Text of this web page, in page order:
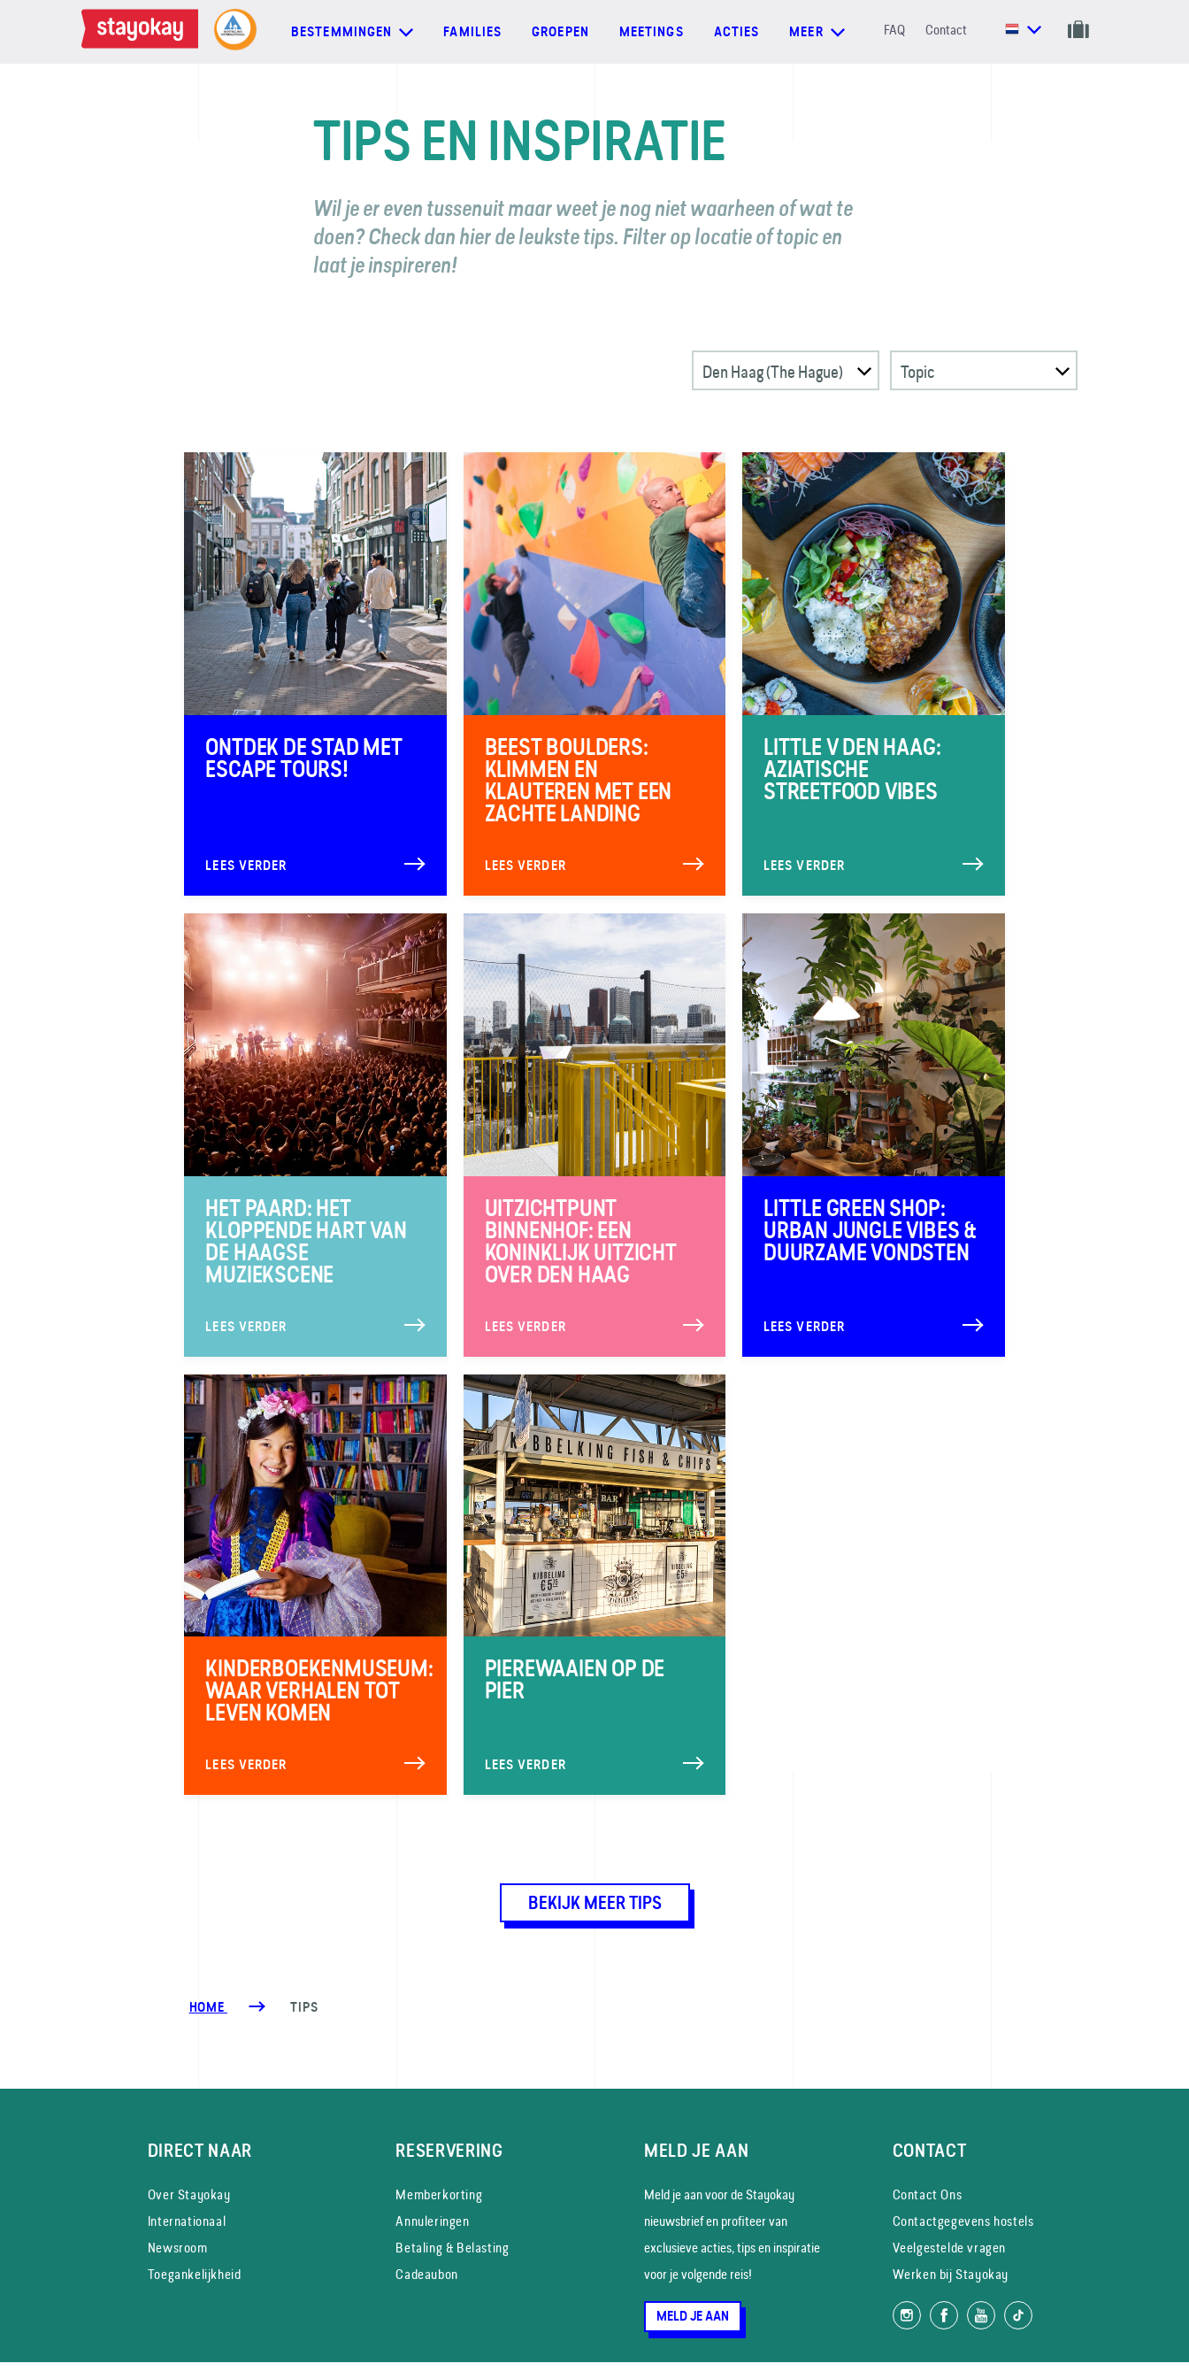
BESTEMMINGEN FAMILIES GROEPEN MEETINGS ACTIES MEER FAQ Contact
TIPS EN INSPIRATIE
Wil je er even tussenuit maar weet je nog niet waarheen of wat te
doen? Check dan hier de leukste tips. Filter op locatie of topic en
laat je inspireren!
Den Haag (The Hague) Topic
ONTDEK DE STAD MET
ESCAPE TOURS!
LEES VERDER
BEEST BOULDERS:
KLIMMEN EN
KLAUTEREN MET EEN
ZACHTE LANDING
LEES VERDER
LITTLE V DEN HAAG:
AZIATISCHE
STREETFOOD VIBES
LEES VERDER
HET PAARD: HET
KLOPPENDE HART VAN
DE HAAGSE
MUZIEKSCENE
LEES VERDER
UITZICHTPUNT
BINNENHOF: EEN
KONINKLIJK UITZICHT
OVER DEN HAAG
LEES VERDER
LITTLE GREEN SHOP:
URBAN JUNGLE VIBES &
DUURZAME VONDSTEN
LEES VERDER
KINDERBOEKENMUSEUM:
WAAR VERHALEN TOT
LEVEN KOMEN
LEES VERDER
PIEREWAAIEN OP DE
PIER
LEES VERDER
BEKIJK MEER TIPS
HOME TIPS
DIRECT NAAR
Over Stayokay
Internationaal
Newsroom
Toegankelijkheid
RESERVERING
Memberkorting
Annuleringen
Betaling & Belasting
Cadeaubon
MELD JE AAN
Meld je aan voor de Stayokay
nieuws­brief en profiteer van
exclusieve acties, tips en inspiratie
voor je volgende reis!
MELD JE AAN
CONTACT
Contact Ons
Contactgegevens hostels
Veelgestelde vragen
Werken bij Stayokay